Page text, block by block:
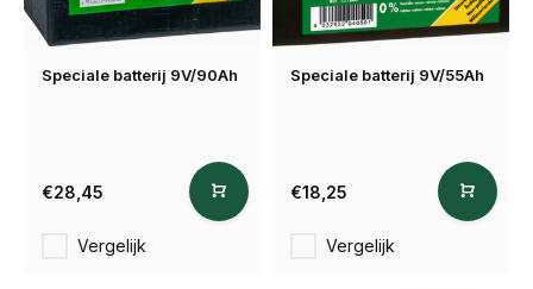
Speciale batterij 9V/90Ah
€28,45
Vergelijk
Speciale batterij 9V/55Ah
€18,25
Vergelijk